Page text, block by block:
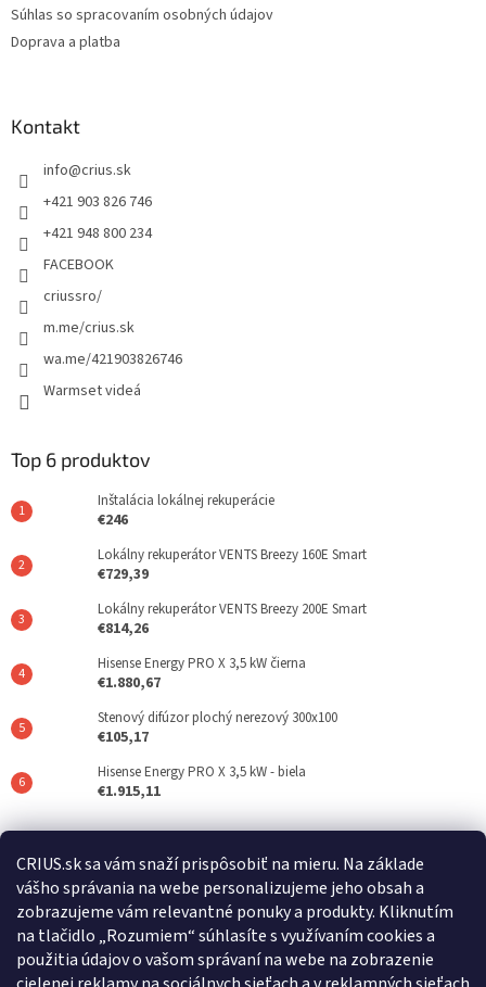
CRIUS.sk sa vám snaží prispôsobiť na mieru. Na základe
vášho správania na webe personalizujeme jeho obsah a
zobrazujeme vám relevantné ponuky a produkty. Kliknutím
na tlačidlo „Rozumiem“ súhlasíte s využívaním cookies a
použitia údajov o vašom správaní na webe na zobrazenie
Súhlas so spracovaním osobných údajov
Doprava a platba
Kontakt
info@crius.sk
+421 903 826 746
+421 948 800 234
FACEBOOK
criussro/
m.me/crius.sk
wa.me/421903826746
Warmset videá
Top 6 produktov
Inštalácia lokálnej rekuperácie
€246
Lokálny rekuperátor VENTS Breezy 160E Smart
€729,39
Lokálny rekuperátor VENTS Breezy 200E Smart
€814,26
Hisense Energy PRO X 3,5 kW čierna
€1.880,67
Stenový difúzor plochý nerezový 300x100
€105,17
Hisense Energy PRO X 3,5 kW - biela
€1.915,11
Posledné hodnotenie produktov
REFLAIR 320 Standard
Hodnotenie produktu je 5 z 5 hviezdičiek.
|